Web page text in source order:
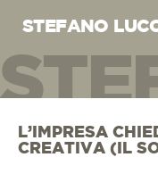
STEFANO
L’IMPRESA
CREATIVA (IL